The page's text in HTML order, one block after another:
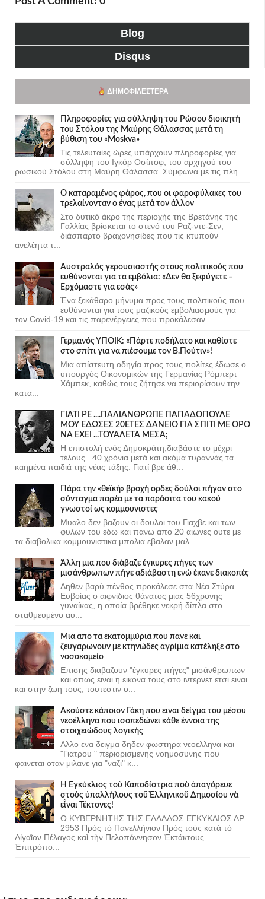
Blog
Disqus
ΔΗΜΟΦΙΛΈΣΤΕΡΑ
Πληροφορίες για σύλληψη του Ρώσου διοικητή
του Στόλου της Mαύρης Θάλασσας μετά τη
βύθιση του «Moskva»
Τις τελευταίες ώρες υπάρχουν πληροφορίες για
σύλληψη του Ιγκόρ Οσίποφ, του αρχηγού του
ρωσικού Στόλου στη Μαύρη Θάλασσα. Σύμφωνα με τις πλη...
Ο καταραμένος φάρος, που οι φαροφύλακες του
τρελαίνονταν ο ένας μετά τον άλλον
Στο δυτικό άκρο της περιοχής της Βρετάνης της
Γαλλίας βρίσκεται το στενό του Ραζ-ντε-Σεν,
διάσπαρτο βραχονησίδες που τις κτυπούν
ανελέητα τ...
Αυστραλός γερουσιαστής στους πολιτικούς που
ευθύνονται για τα εμβόλια: «Δεν θα ξεφύγετε –
Ερχόμαστε για εσάς»
Ένα ξεκάθαρο μήνυμα προς τους πολιτικούς που
ευθύνονται για τους μαζικούς εμβολιασμούς για
τον Covid-19 και τις παρενέργειες που προκάλεσαν...
Γερμανός ΥΠΟΙΚ: «Πάρτε ποδήλατο και καθίστε
στο σπίτι για να πιέσουμε τον Β.Πούτιν»!
Μια απίστευτη οδηγία προς τους πολίτες έδωσε ο
υπουργός Οικονομικών της Γερμανίας Ρόμπερτ
Χάμπεκ, καθώς τους ζήτησε να περιορίσουν την
κατα...
ΓΙΑΤΙ ΡΕ ....ΠΑΛΙΑΝΘΡΩΠΕ ΠΑΠΑΔΟΠΟΥΛΕ
ΜΟΥ ΕΔΩΣΕΣ 20ΕΤΕΣ ΔΑΝΕΙΟ ΓΙΑ ΣΠΙΤΙ ΜΕ ΟΡΟ
ΝΑ ΕΧΕΙ ...ΤΟΥΑΛΕΤΑ ΜΕΣΑ;
Η επιστολή ενός Δημοκράτη,διαβάστε το μέχρι
τέλους...40 χρόνια μετά και ακόμα τυραννάς τα ....
καημένα παιδιά της νέας τάξης. Γιατί βρε άθ...
Πάρα την «θεϊκή» βροχή ορδες δούλοι πήγαν στο
σύνταγμα παρέα με τα παράσιτα του κακού
γνωστοί ως κομμουνιστες
Μυαλο δεν βαζουν οι δουλοι του Γιαχβε και των
φυλων του εδω και πανω απο 20 αιωνες ουτε με
τα διαβολικα κομμουνιστικα μπολια εβαλαν μαλ...
Άλλη μια που διάβαζε έγκυρες πήγες των
μισάνθρωπων πήγε αδιάβαστη ενώ έκανε διακοπές
Δηθεν βαρύ πένθος προκάλεσε στα Νέα Στύρα
Ευβοίας ο αιφνίδιος θάνατος μιας 56χρονης
γυναίκας, η οποία βρέθηκε νεκρή δίπλα στο
σταθμευμένο αυ...
Μια απο τα εκατομμύρια που πανε και
ζευγαρωνουν με κτηνώδες αγρίμια κατέληξε στο
νοσοκομείο
Επισης διαβαζουν "έγκυρες πήγες" μισάνθρωπων
και οπως ειναι η εικονα τους στο ιντερνετ ετσι ειναι
και στην ζωη τους, τουτεστιν ο...
Ακούστε κάποιον Γάκη που ειναι δείγμα του μέσου
νεοέλληνα που ισοπεδώνει κάθε έννοια της
στοιχειώδους λογικής
Αλλο ενα δειγμα δηδεν φωστηρα νεοελληνα και
"Γιατρου " περιορισμενης νοημοσυνης που
φαινεται οταν μιλανε για "ναζι" κ...
Ἡ Ἐγκύκλιος τοῦ Καποδίστρια ποὺ ἀπαγόρευε
στοὺς ὑπαλλήλους τοῦ Ἑλληνικοῦ Δημοσίου νὰ
εἶναι Τέκτονες!
Ο ΚΥΒΕΡΝΗΤΗΣ ΤΗΣ ΕΛΛΑΔΟΣ ΕΓΚΥΚΛΙΟΣ ΑΡ.
2953 Πρὸς τὸ Πανελλήνιον Πρὸς τοὺς κατὰ τὸ
Αἰγαῖον Πέλαγος καὶ τὴν Πελοπόννησον Ἐκτάκτους
Ἐπιτρόπο...